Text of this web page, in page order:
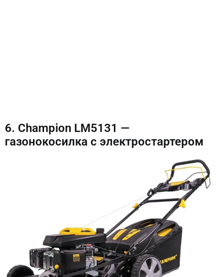
6. Champion LM5131 —
газонокосилка с электростартером